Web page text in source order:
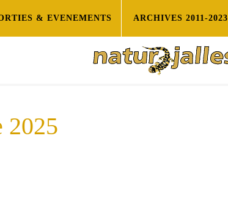
& EVENEMENTS ARCHIVES 2011-2023
2025